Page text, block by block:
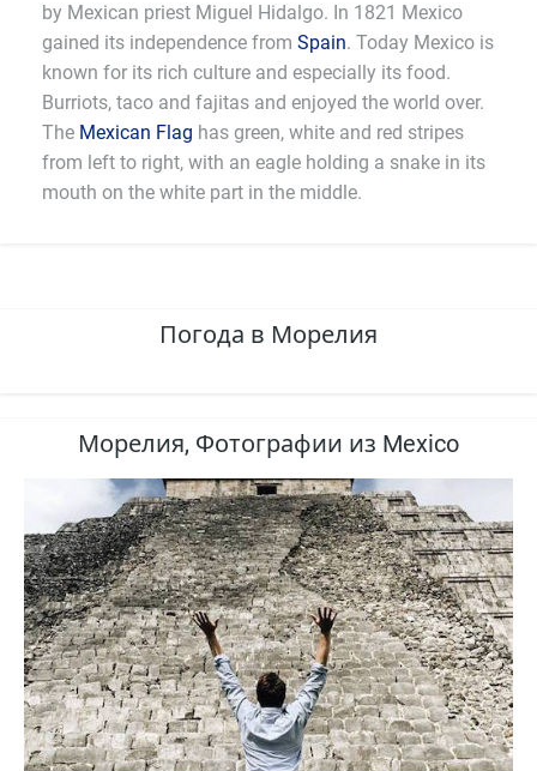
by Mexican priest Miguel Hidalgo. In 1821 Mexico
gained its independence from Spain. Today Mexico is
known for its rich culture and especially its food.
Burriots, taco and fajitas and enjoyed the world over.
The Mexican Flag has green, white and red stripes
from left to right, with an eagle holding a snake in its
mouth on the white part in the middle.
Погода в Морелия
Морелия, Фотографии из Mexico